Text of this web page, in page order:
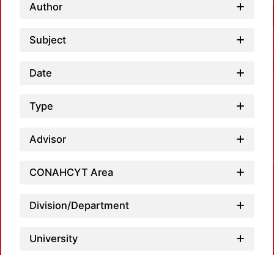
Author
Subject
Date
Type
Advisor
CONAHCYT Area
Division/Department
University